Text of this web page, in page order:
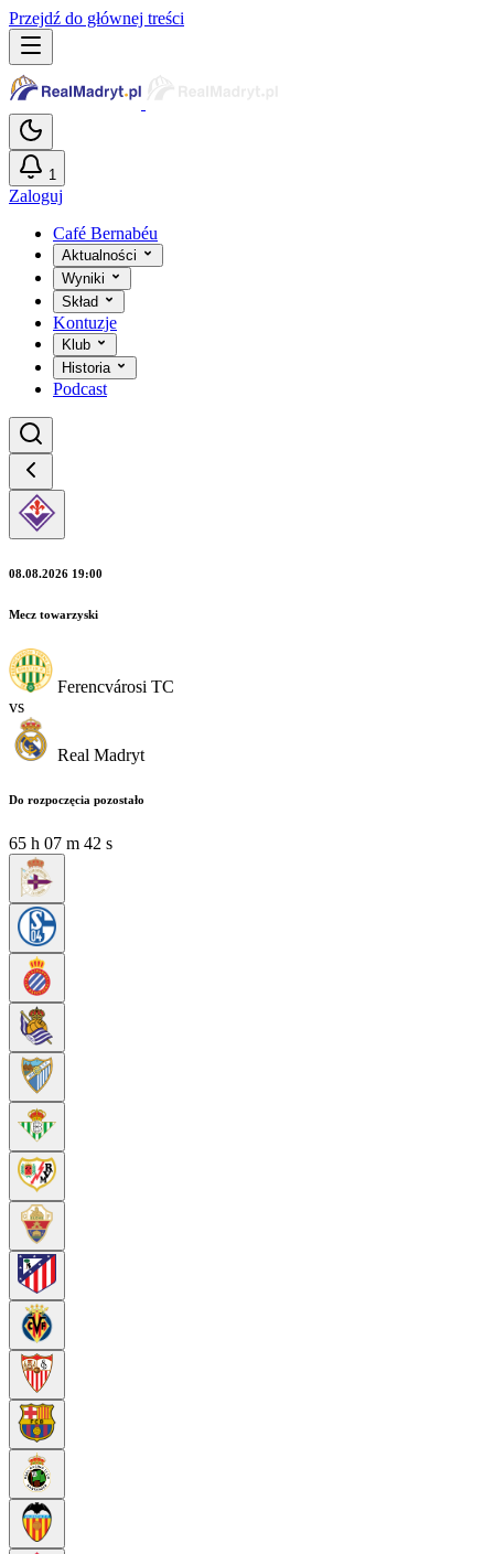
Przejdź do głównej treści
1
Zaloguj
Café Bernabéu
Aktualności
Wyniki
Skład
Kontuzje
Klub
Historia
Podcast
08.08.2026 19:00
Mecz towarzyski
Ferencvárosi TC
vs
Real Madryt
Do rozpoczęcia pozostało
65 h 07 m 40 s